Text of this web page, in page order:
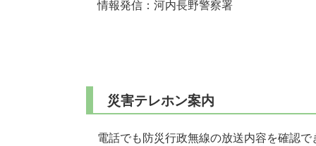
情報発信：河内長野警察署
災害テレホン案内
電話でも防災行政無線の放送内容を確認で